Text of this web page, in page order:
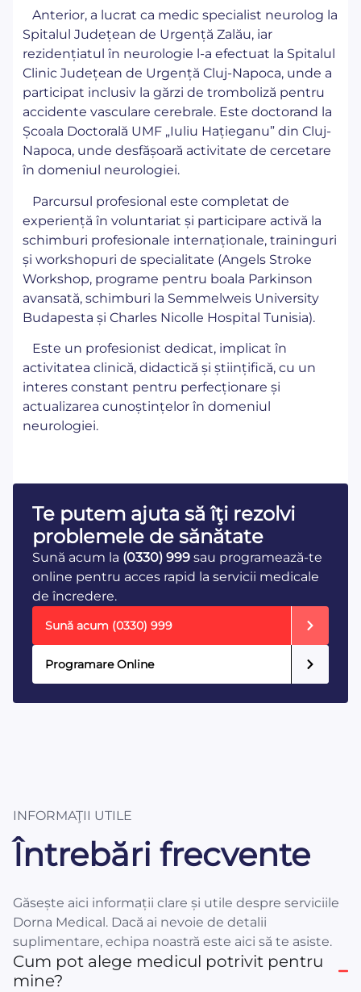
Anterior, a lucrat ca medic specialist neurolog la
Spitalul Județean de Urgență Zalău, iar
rezidențiatul în neurologie l-a efectuat la Spitalul
Clinic Județean de Urgență Cluj-Napoca, unde a
participat inclusiv la gărzi de tromboliză pentru
accidente vasculare cerebrale. Este doctorand la
Școala Doctorală UMF „Iuliu Hațieganu” din Cluj-
Napoca, unde desfășoară activitate de cercetare
în domeniul neurologiei.
Parcursul profesional este completat de
experiență în voluntariat și participare activă la
schimburi profesionale internaționale, traininguri
și workshopuri de specialitate (Angels Stroke
Workshop, programe pentru boala Parkinson
avansată, schimburi la Semmelweis University
Budapesta și Charles Nicolle Hospital Tunisia).
Este un profesionist dedicat, implicat în
activitatea clinică, didactică și științifică, cu un
interes constant pentru perfecționare și
actualizarea cunoștințelor în domeniul
neurologiei.
Te putem ajuta să îţi rezolvi
problemele de sănătate
Sună acum la (0330) 999 sau programează-te
online pentru acces rapid la servicii medicale
de încredere.
Sună acum (0330) 999
Programare Online
INFORMAŢII UTILE
Întrebări frecvente
Găsește aici informații clare și utile despre serviciile
Dorna Medical. Dacă ai nevoie de detalii
suplimentare, echipa noastră este aici să te asiste.
Cum pot alege medicul potrivit pentru
mine?